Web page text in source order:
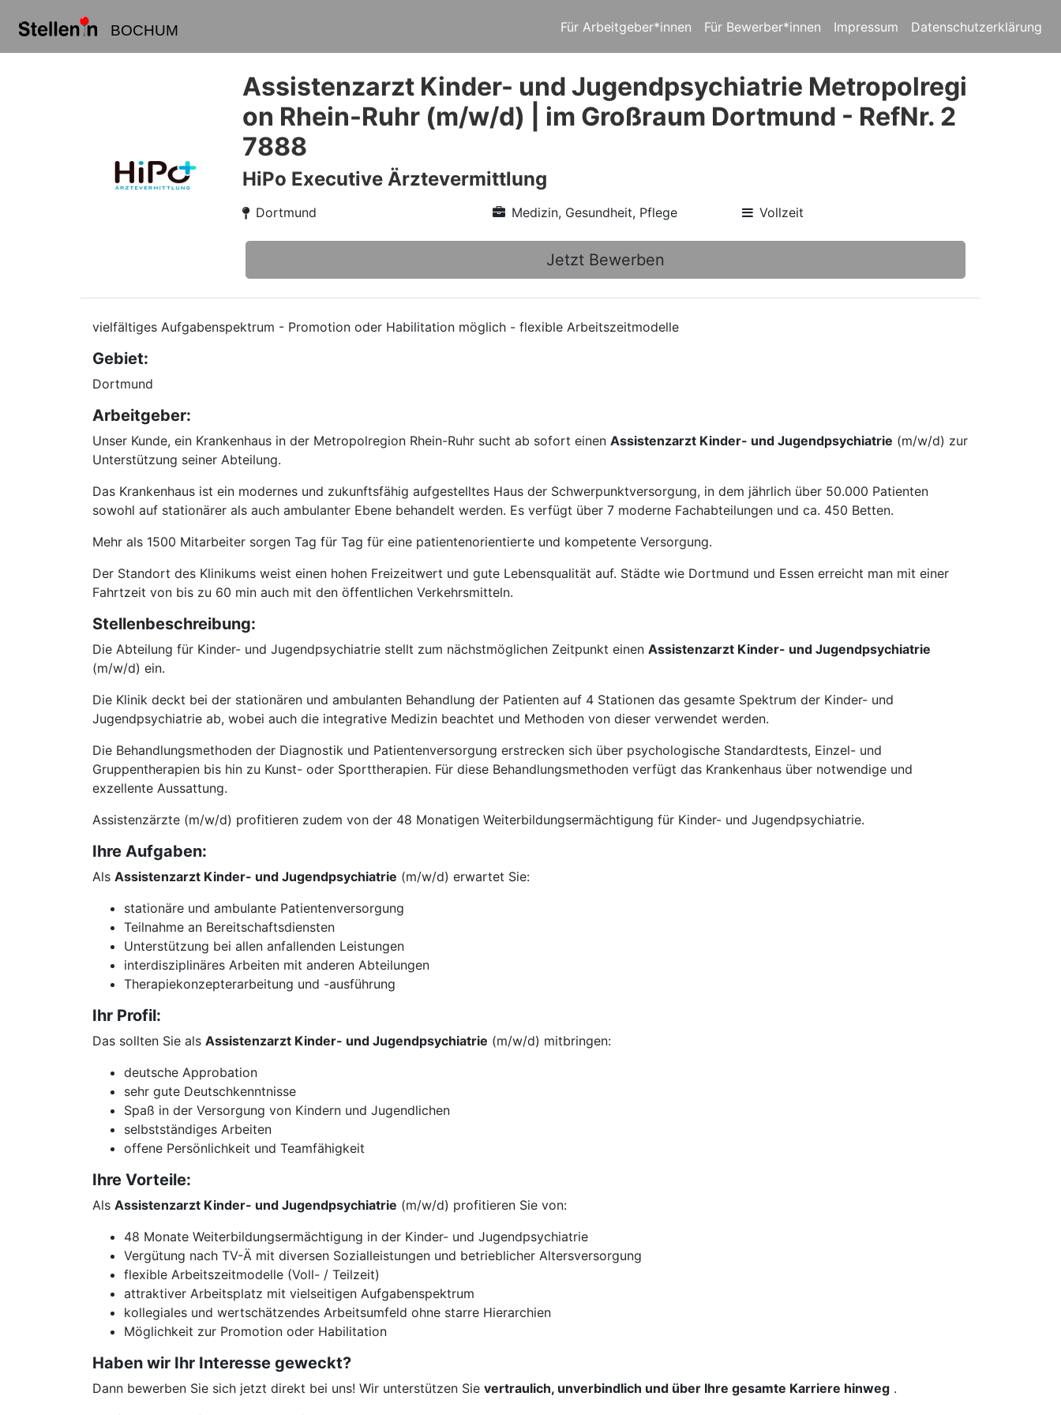
BOCHUM Für Arbeitgeber*innen Für Bewerber*innen Impressum Datenschutzerklärung
Assistenzarzt Kinder- und Jugendpsychiatrie Metropolregi
on Rhein-Ruhr (m/w/d) | im Großraum Dortmund - RefNr. 2
7888
HiPo Executive Ärztevermittlung
Dortmund Medizin, Gesundheit, Pflege Vollzeit
Jetzt Bewerben
vielfältiges Aufgabenspektrum - Promotion oder Habilitation möglich - flexible Arbeitszeitmodelle
Gebiet:
Dortmund
Arbeitgeber:
Unser Kunde, ein Krankenhaus in der Metropolregion Rhein-Ruhr sucht ab sofort einen Assistenzarzt Kinder- und Jugendpsychiatrie (m/w/d) zur
Unterstützung seiner Abteilung.
Das Krankenhaus ist ein modernes und zukunftsfähig aufgestelltes Haus der Schwerpunktversorgung, in dem jährlich über 50.000 Patienten
sowohl auf stationärer als auch ambulanter Ebene behandelt werden. Es verfügt über 7 moderne Fachabteilungen und ca. 450 Betten.
Mehr als 1500 Mitarbeiter sorgen Tag für Tag für eine patientenorientierte und kompetente Versorgung.
Der Standort des Klinikums weist einen hohen Freizeitwert und gute Lebensqualität auf. Städte wie Dortmund und Essen erreicht man mit einer
Fahrtzeit von bis zu 60 min auch mit den öffentlichen Verkehrsmitteln.
Stellenbeschreibung:
Die Abteilung für Kinder- und Jugendpsychiatrie stellt zum nächstmöglichen Zeitpunkt einen Assistenzarzt Kinder- und Jugendpsychiatrie
(m/w/d) ein.
Die Klinik deckt bei der stationären und ambulanten Behandlung der Patienten auf 4 Stationen das gesamte Spektrum der Kinder- und
Jugendpsychiatrie ab, wobei auch die integrative Medizin beachtet und Methoden von dieser verwendet werden.
Die Behandlungsmethoden der Diagnostik und Patientenversorgung erstrecken sich über psychologische Standardtests, Einzel- und
Gruppentherapien bis hin zu Kunst- oder Sporttherapien. Für diese Behandlungsmethoden verfügt das Krankenhaus über notwendige und
exzellente Aussattung.
Assistenzärzte (m/w/d) profitieren zudem von der 48 Monatigen Weiterbildungsermächtigung für Kinder- und Jugendpsychiatrie.
Ihre Aufgaben:
Als Assistenzarzt Kinder- und Jugendpsychiatrie (m/w/d) erwartet Sie:
stationäre und ambulante Patientenversorgung
Teilnahme an Bereitschaftsdiensten
Unterstützung bei allen anfallenden Leistungen
interdisziplinäres Arbeiten mit anderen Abteilungen
Therapiekonzepterarbeitung und -ausführung
Ihr Profil:
Das sollten Sie als Assistenzarzt Kinder- und Jugendpsychiatrie (m/w/d) mitbringen:
deutsche Approbation
sehr gute Deutschkenntnisse
Spaß in der Versorgung von Kindern und Jugendlichen
selbstständiges Arbeiten
offene Persönlichkeit und Teamfähigkeit
Ihre Vorteile:
Als Assistenzarzt Kinder- und Jugendpsychiatrie (m/w/d) profitieren Sie von:
48 Monate Weiterbildungsermächtigung in der Kinder- und Jugendpsychiatrie
Vergütung nach TV-Ä mit diversen Sozialleistungen und betrieblicher Altersversorgung
flexible Arbeitszeitmodelle (Voll- / Teilzeit)
attraktiver Arbeitsplatz mit vielseitigen Aufgabenspektrum
kollegiales und wertschätzendes Arbeitsumfeld ohne starre Hierarchien
Möglichkeit zur Promotion oder Habilitation
Haben wir Ihr Interesse geweckt?
Dann bewerben Sie sich jetzt direkt bei uns! Wir unterstützen Sie vertraulich, unverbindlich und über Ihre gesamte Karriere hinweg .